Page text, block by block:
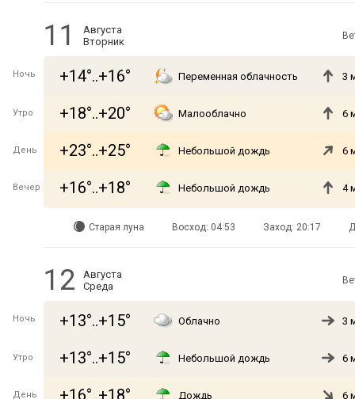
11
Августа
Вторник
Ночь +14°..+16° Переменная облачность 3
Утро +18°..+20° Малооблачно 6
День +23°..+25° Небольшой дождь 6
Вечер +16°..+18° Небольшой дождь 4
Старая луна Восход: 04:53 Заход: 20:17
12
Августа
Среда
Ночь +13°..+15° Облачно 3
Утро +13°..+15° Небольшой дождь 6
День +16°..+18° Дождь 6